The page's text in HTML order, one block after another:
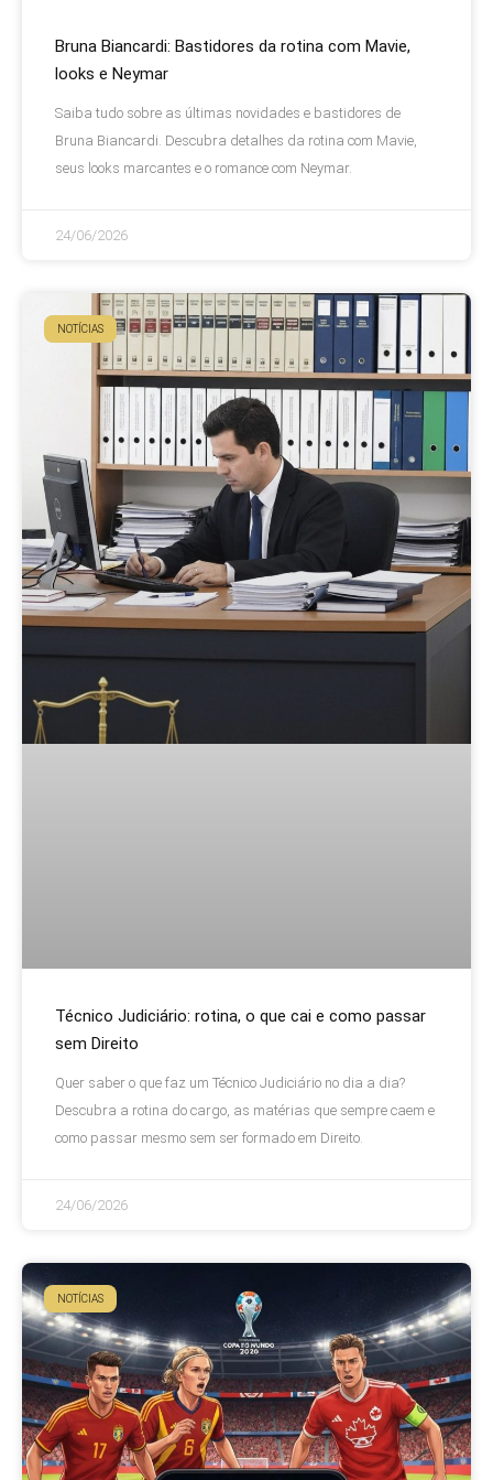
Bruna Biancardi: Bastidores da rotina com Mavie,
looks e Neymar
Saiba tudo sobre as últimas novidades e bastidores de
Bruna Biancardi. Descubra detalhes da rotina com Mavie,
seus looks marcantes e o romance com Neymar.
24/06/2026
NOTÍCIAS
Técnico Judiciário: rotina, o que cai e como passar
sem Direito
Quer saber o que faz um Técnico Judiciário no dia a dia?
Descubra a rotina do cargo, as matérias que sempre caem e
como passar mesmo sem ser formado em Direito.
24/06/2026
NOTÍCIAS